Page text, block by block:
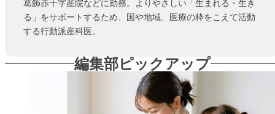
葛飾⾚⼗字産院などに勤務。よりやさしい「⽣まれる・⽣き
る」をサポートするため、国や地域、医療の枠をこえて活動
する⾏動派産科医。
編集部ピックアップ